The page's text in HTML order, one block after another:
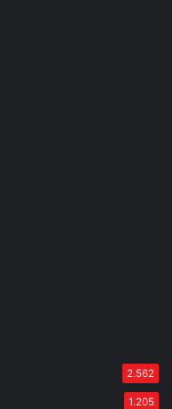
2.562
1.205